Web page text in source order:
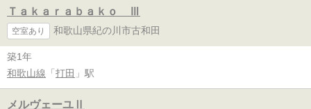
Ｔａｋａｒａｂａｋｏ Ⅲ
空室あり 和歌山県紀の川市古和田
築1年
和歌山線 「 打田 」駅
メルヴェーユⅡ